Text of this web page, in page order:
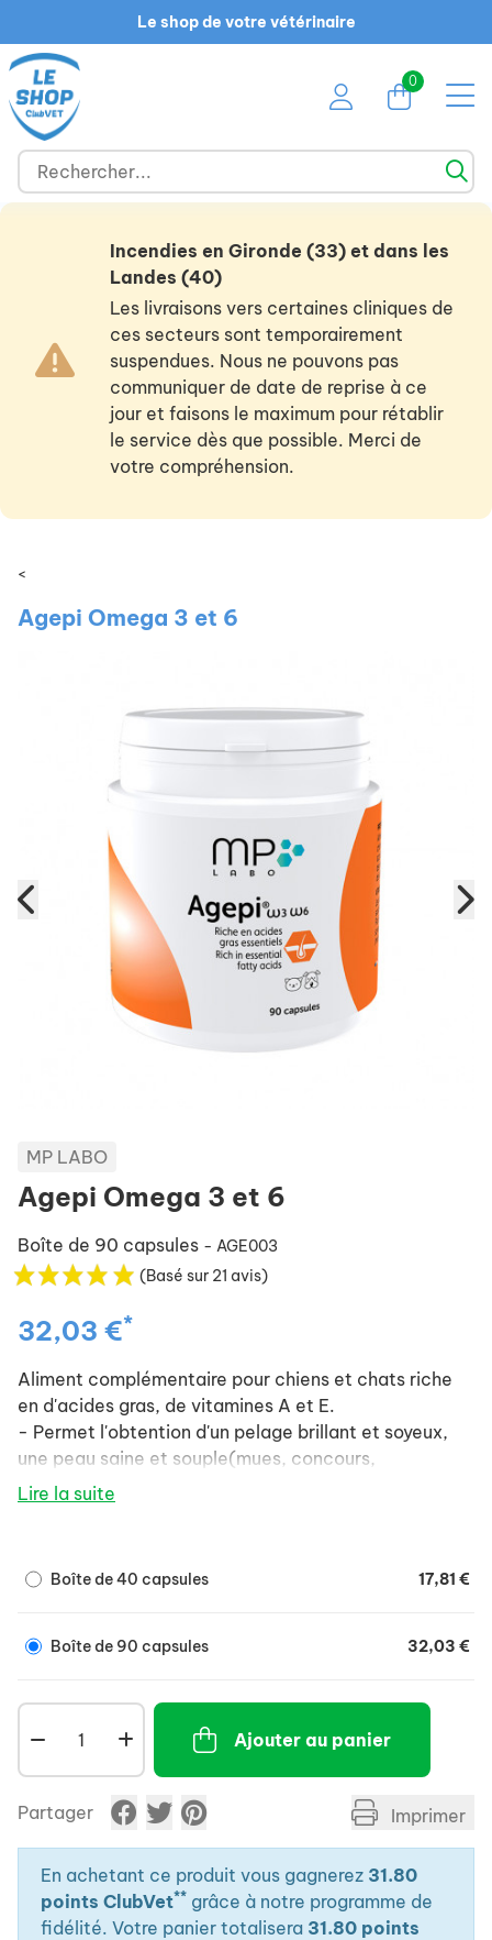
Le shop de votre vétérinaire
0
Incendies en Gironde (33) et dans les
Landes (40)
Les livraisons vers certaines cliniques de
ces secteurs sont temporairement
suspendues. Nous ne pouvons pas
communiquer de date de reprise à ce
jour et faisons le maximum pour rétablir
le service dès que possible. Merci de
votre compréhension.
<
Agepi Omega 3 et 6
MP LABO
Agepi Omega 3 et 6
Boîte de 90 capsules - AGE003
(Basé sur 21 avis)
32,03 €*
Aliment complémentaire pour chiens et chats riche
en d'acides gras, de vitamines A et E.
- Permet l'obtention d'un pelage brillant et soyeux,
une peau saine et souple(mues, concours,
alopécie...).
Mode d'emploi :
par jour.
Lire la suite
Boîte de 40 capsules 17,81 €
Boîte de 90 capsules 32,03 €
Ajouter au panier
Partager Imprimer
En achetant ce produit vous gagnerez 31.80
points ClubVet** grâce à notre programme de
fidélité. Votre panier totalisera 31.80 points